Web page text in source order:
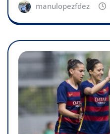
manulopezfdez